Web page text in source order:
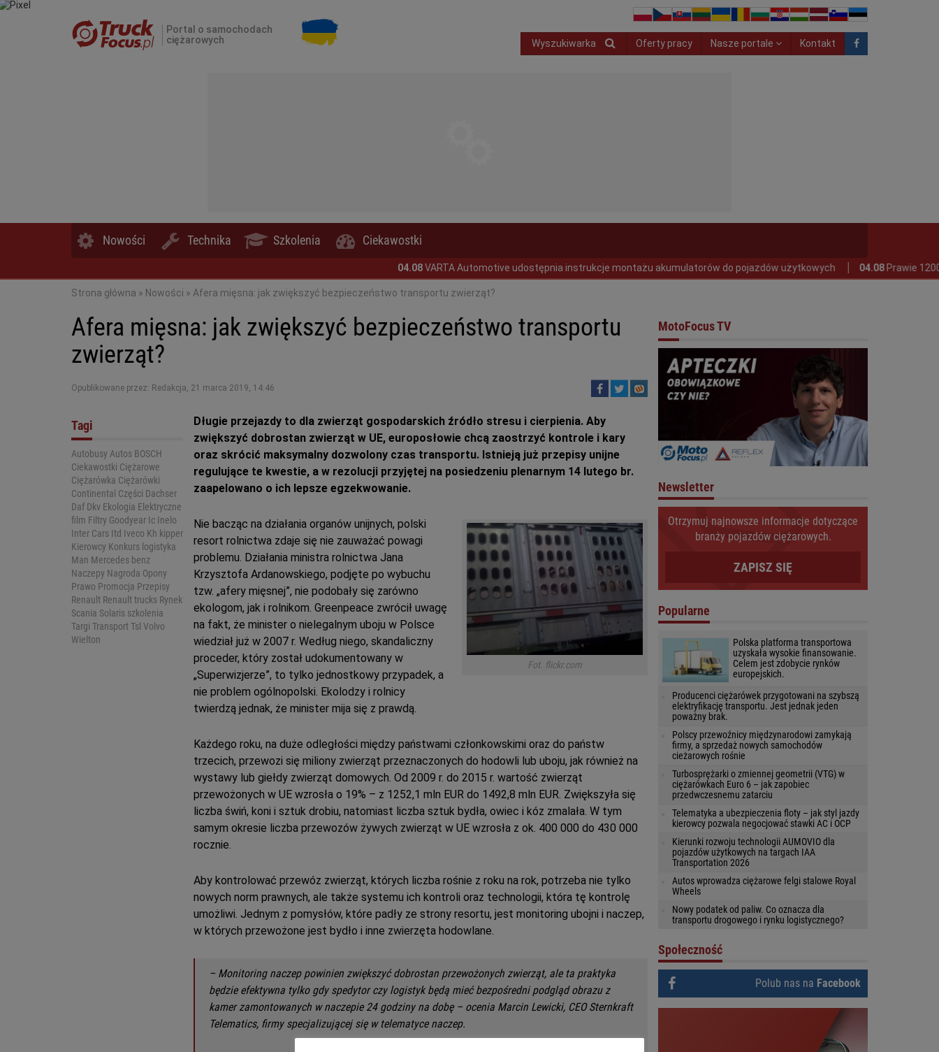
Portal o samochodach
ciężarowych
Wyszukiwarka Oferty pracy Nasze portale Kontakt
Nowości Technika Szkolenia Ciekawostki
VARTA Automotive udostępnia instrukcje montażu akumulatorów do pojazdów użytkowych 04.08Prawie 1200 pożarów
Strona główna » Nowości » Afera mięsna: jak zwiększyć bezpieczeństwo transportu zwierząt?
Afera mięsna: jak zwiększyć bezpieczeństwo transportu
zwierząt?
Opublikowane przez: Redakcja, 21 marca 2019, 14:46
Tagi
Autobusy Autos BOSCH
Ciekawostki Ciężarowe
Ciężarówka Ciężarówki
Continental Części Dachser
Daf Dkv Ekologia Elektryczne
film Filtry Goodyear Ic Inelo
Inter Cars Itd Iveco Kh kipper
Kierowcy Konkurs logistyka
Man Mercedes benz
Naczepy Nagroda Opony
Prawo Promocja Przepisy
Renault Renault trucks Rynek
Scania Solaris szkolenia
Targi TransportTsl Volvo
Wielton
Długie przejazdy to dla zwierząt gospodarskich źródło stresu i cierpienia. Aby
zwiększyć dobrostan zwierząt w UE, europosłowie chcą zaostrzyć kontrole i kary
oraz skrócić maksymalny dozwolony czas transportu. Istnieją już przepisy unijne
regulujące te kwestie, a w rezolucji przyjętej na posiedzeniu plenarnym 14 lutego br.
zaapelowano o ich lepsze egzekwowanie.
Fot. flickr.com
Nie bacząc na działania organów unijnych, polski
resort rolnictwa zdaje się nie zauważać powagi
problemu. Działania ministra rolnictwa Jana
Krzysztofa Ardanowskiego, podjęte po wybuchu
tzw. „afery mięsnej”, nie podobały się zarówno
ekologom, jak i rolnikom. Greenpeace zwrócił uwagę
na fakt, że minister o nielegalnym uboju w Polsce
wiedział już w 2007 r. Według niego, skandaliczny
proceder, który został udokumentowany w
„Superwizjerze”, to tylko jednostkowy przypadek, a
nie problem ogólnopolski. Ekolodzy i rolnicy
twierdzą jednak, że minister mija się z prawdą.
Każdego roku, na duże odległości między państwami członkowskimi oraz do państw
trzecich, przewozi się miliony zwierząt przeznaczonych do hodowli lub uboju, jak również na
wystawy lub giełdy zwierząt domowych. Od 2009 r. do 2015 r. wartość zwierząt
przewożonych w UE wzrosła o 19% – z 1252,1 mln EUR do 1492,8 mln EUR. Zwiększyła się
liczba świń, koni i sztuk drobiu, natomiast liczba sztuk bydła, owiec i kóz zmalała. W tym
samym okresie liczba przewozów żywych zwierząt w UE wzrosła z ok. 400 000 do 430 000
rocznie.
Aby kontrolować przewóz zwierząt, których liczba rośnie z roku na rok, potrzeba nie tylko
nowych norm prawnych, ale także systemu ich kontroli oraz technologii, która tę kontrolę
umożliwi. Jednym z pomysłów, które padły ze strony resortu, jest monitoring ubojni i naczep,
w których przewożone jest bydło i inne zwierzęta hodowlane.
– Monitoring naczep powinien zwiększyć dobrostan przewożonych zwierząt, ale ta praktyka
będzie efektywna tylko gdy spedytor czy logistyk będą mieć bezpośredni podgląd obrazu z
kamer zamontowanych w naczepie 24 godziny na dobę – ocenia Marcin Lewicki, CEO Sternkraft
Telematics, firmy specjalizującej się w telematyce naczep.
MotoFocus TV
Newsletter
Otrzymuj najnowsze informacje dotyczące
branży pojazdów ciężarowych.
ZAPISZ SIĘ
Popularne
Polska platforma transportowa
uzyskała wysokie finansowanie.
Celem jest zdobycie rynków
europejskich.
Producenci ciężarówek przygotowani na szybszą
elektryfikację transportu. Jest jednak jeden
poważny brak.
Polscy przewoźnicy międzynarodowi zamykają
firmy, a sprzedaż nowych samochodów
cieżarowych rośnie
Turbosprężarki o zmiennej geometrii (VTG) w
ciężarówkach Euro 6 – jak zapobiec
przedwczesnemu zatarciu
Telematyka a ubezpieczenia floty – jak styl jazdy
kierowcy pozwala negocjować stawki AC i OCP
Kierunki rozwoju technologii AUMOVIO dla
pojazdów użytkowych na targach IAA
Transportation 2026
Autos wprowadza ciężarowe felgi stalowe Royal
Wheels
Nowy podatek od paliw. Co oznacza dla
transportu drogowego i rynku logistycznego?
Społeczność
Polub nas na Facebook